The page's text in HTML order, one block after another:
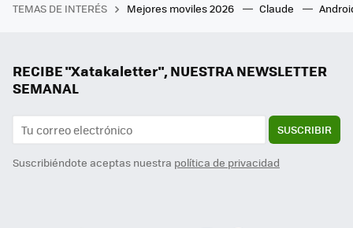
TEMAS DE INTERÉS Mejores moviles 2026 Claude
RECIBE "Xatakaletter", NUESTRA NEWSLETTER
SEMANAL
SUSCRIBIR
Suscribiéndote aceptas nuestra política de privacidad